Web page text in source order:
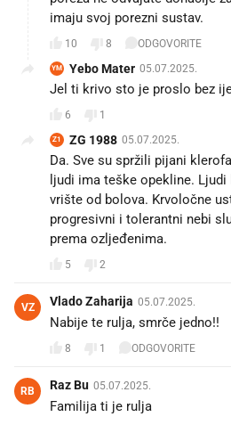
imaju svoj porezni sustav.
10 8 ODGOVORITE
YM Yebo Mater 05.07.2025.
Jel ti krivo sto je proslo bez
6 1
Z1 ZG 1988 05.07.2025.
Da. Sve su spržili pijani
ljudi ima teške opekline.
vrište od bolova. Krvoločne
progresivni i tolerantni nebi
prema ozljeđenima.
5 2
VZ Vlado Zaharija 05.07.2025.
Nabije te rulja, smrče jedno!!
8 1 ODGOVORITE
RB Raz Bu 05.07.2025.
Familija ti je rulja